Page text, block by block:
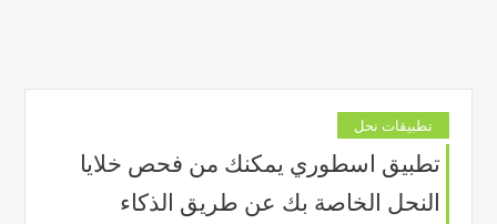
تطبيقات نحل
تطبيق اسطوري يمكنك من فحص خلايا
النحل الخاصة بك عن طريق الذكاء